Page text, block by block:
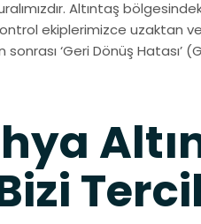
Altıntaş
ekiplerimizce uzaktan
‘Geri Dönüş Hatası’